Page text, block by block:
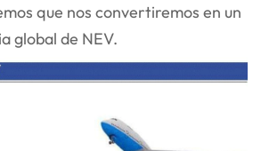
que nos convertiremos en un
global de NEV.